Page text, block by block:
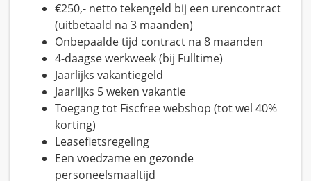
€250,- netto tekengeld bij een urencontract
(uitbetaald na 3 maanden)
Onbepaalde tijd contract na 8 maanden
4-daagse werkweek (bij Fulltime)
Jaarlijks vakantiegeld
Jaarlijks 5 weken vakantie
Toegang tot Fiscfree webshop (tot wel 40%
korting)
Leasefietsregeling
Een voedzame en gezonde
personeelsmaaltijd